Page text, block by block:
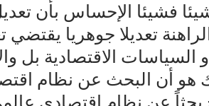
فشيئا الإحساس بأن
الراهنة تعديلا جوهريا
و السياسات الاقتصادية بل
هو أن البحث عن نظام